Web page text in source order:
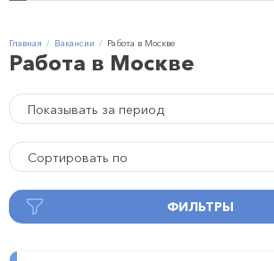
Главная Вакансии Работа в Москве
Работа в Москве
Показывать за период
Сортировать по
ФИЛЬТРЫ